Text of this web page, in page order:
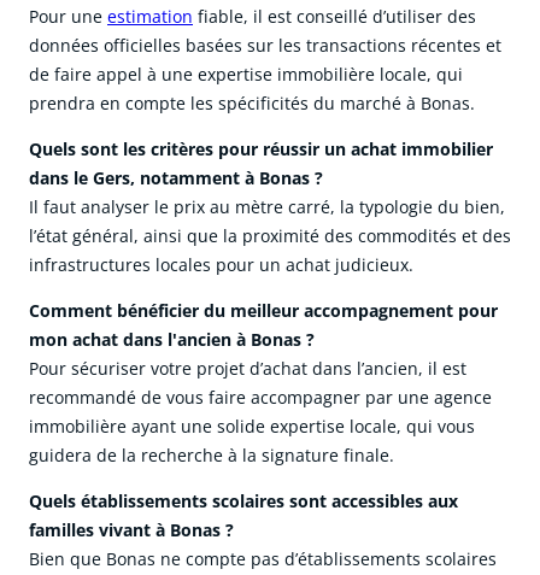
Pour une estimation fiable, il est conseillé d’utiliser des
données officielles basées sur les transactions récentes et
de faire appel à une expertise immobilière locale, qui
prendra en compte les spécificités du marché à Bonas.
Quels sont les critères pour réussir un achat immobilier
dans le Gers, notamment à Bonas ?
Il faut analyser le prix au mètre carré, la typologie du bien,
l’état général, ainsi que la proximité des commodités et des
infrastructures locales pour un achat judicieux.
Comment bénéficier du meilleur accompagnement pour
mon achat dans l'ancien à Bonas ?
Pour sécuriser votre projet d’achat dans l’ancien, il est
recommandé de vous faire accompagner par une agence
immobilière ayant une solide expertise locale, qui vous
guidera de la recherche à la signature finale.
Quels établissements scolaires sont accessibles aux
familles vivant à Bonas ?
Bien que Bonas ne compte pas d’établissements scolaires